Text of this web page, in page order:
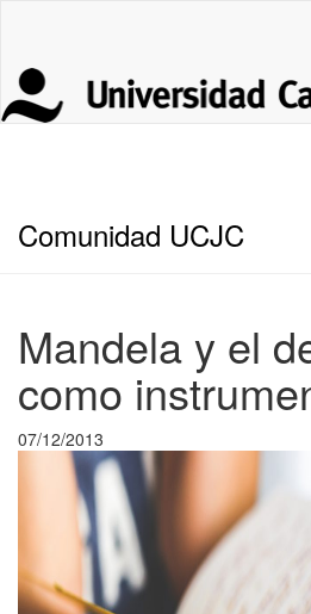
Comunidad UCJC
Mandela y el
como
07/12/2013